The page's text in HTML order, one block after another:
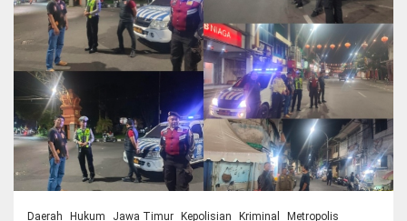
Daerah Hukum Jawa Timur Kepolisian Kriminal
Metropolis